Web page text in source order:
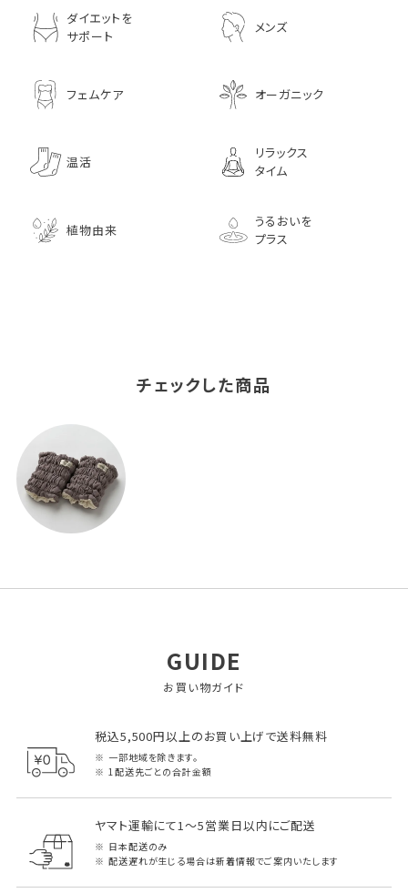
ダイエットを
サポート
メンズ
フェムケア オーガニック
温活
リラックス
タイム
植物由来
うるおいを
プラス
チェックした商品
GUIDE
お買い物ガイド
税込5,500円以上のお買い上げで送料無料
一部地域を除きます。
1配送先ごとの合計金額
ヤマト運輸にて1～5営業日以内にご配送
日本配送のみ
配送遅れが生じる場合は新着情報でご案内いたします